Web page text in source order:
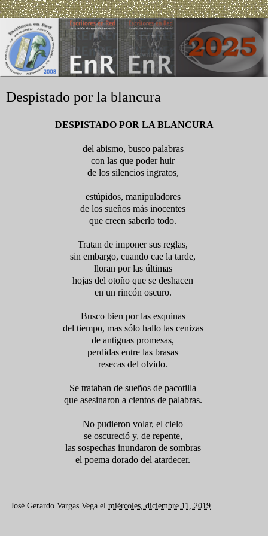
Despistado por la blancura
DESPISTADO POR LA BLANCURA
del abismo, busco palabras
con las que poder huir
de los silencios ingratos,
estúpidos, manipuladores
de los sueños más inocentes
que creen saberlo todo.
Tratan de imponer sus reglas,
sin embargo, cuando cae la tarde,
lloran por las últimas
hojas del otoño que se deshacen
en un rincón oscuro.
Busco bien por las esquinas
del tiempo, mas sólo hallo las cenizas
de antiguas promesas,
perdidas entre las brasas
resecas del olvido.
Se trataban de sueños de pacotilla
que asesinaron a cientos de palabras.
No pudieron volar, el cielo
se oscureció y, de repente,
las sospechas inundaron de sombras
el poema dorado del atardecer.
José Gerardo Vargas Vega el miércoles, diciembre 11, 2019